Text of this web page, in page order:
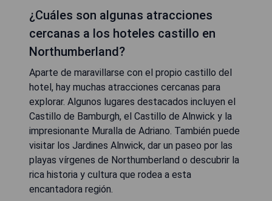
¿Cuáles son algunas atracciones
cercanas a los hoteles castillo en
Northumberland?
Aparte de maravillarse con el propio castillo del
hotel, hay muchas atracciones cercanas para
explorar. Algunos lugares destacados incluyen el
Castillo de Bamburgh, el Castillo de Alnwick y la
impresionante Muralla de Adriano. También puede
visitar los Jardines Alnwick, dar un paseo por las
playas vírgenes de Northumberland o descubrir la
rica historia y cultura que rodea a esta
encantadora región.